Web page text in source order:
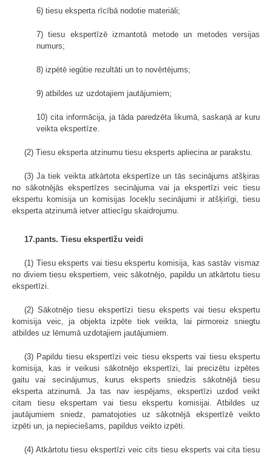
6) tiesu eksperta rīcībā nodotie materiāli;
7) tiesu ekspertīzē izmantotā metode un metodes versijas
numurs;
8) izpētē iegūtie rezultāti un to novērtējums;
9) atbildes uz uzdotajiem jautājumiem;
10) cita informācija, ja tāda paredzēta likumā, saskaņā ar kuru
veikta ekspertīze.
(2) Tiesu eksperta atzinumu tiesu eksperts apliecina ar parakstu.
(3) Ja tiek veikta atkārtota ekspertīze un tās secinājums atšķiras
no sākotnējās ekspertīzes secinājuma vai ja ekspertīzi veic tiesu
ekspertu komisija un komisijas locekļu secinājumi ir atšķirīgi, tiesu
eksperta atzinumā ietver attiecīgu skaidrojumu.
17.pants. Tiesu ekspertīžu veidi
(1) Tiesu eksperts vai tiesu ekspertu komisija, kas sastāv vismaz
no diviem tiesu ekspertiem, veic sākotnējo, papildu un atkārtotu tiesu
ekspertīzi.
(2) Sākotnējo tiesu ekspertīzi tiesu eksperts vai tiesu ekspertu
komisija veic, ja objekta izpēte tiek veikta, lai pirmoreiz sniegtu
atbildes uz lēmumā uzdotajiem jautājumiem.
(3) Papildu tiesu ekspertīzi veic tiesu eksperts vai tiesu ekspertu
komisija, kas ir veikusi sākotnējo ekspertīzi, lai precizētu izpētes
gaitu vai secinājumus, kurus eksperts sniedzis sākotnējā tiesu
eksperta atzinumā. Ja tas nav iespējams, ekspertīzi uzdod veikt
citam tiesu ekspertam vai tiesu ekspertu komisijai. Atbildes uz
jautājumiem sniedz, pamatojoties uz sākotnējā ekspertīzē veikto
izpēti un, ja nepieciešams, papildus veikto izpēti.
(4) Atkārtotu tiesu ekspertīzi veic cits tiesu eksperts vai cita tiesu